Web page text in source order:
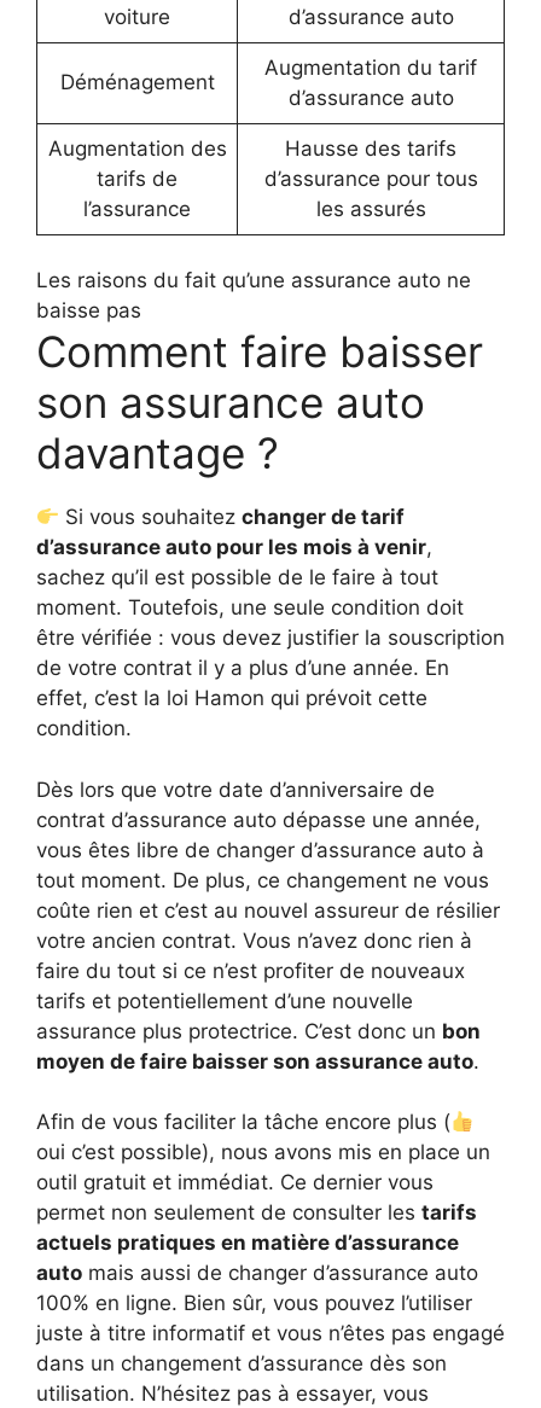
voiture
d’assurance auto
Déménagement
Augmentation du tarif
d’assurance auto
Augmentation des
tarifs de
l’assurance
Hausse des tarifs
d’assurance pour tous
les assurés
Les raisons du fait qu’une assurance auto ne
baisse pas
Comment faire baisser
son assurance auto
davantage ?
Si vous souhaitezchanger de tarif
d’assurance auto pour les mois à venir,
sachez qu’il est possible de le faire à tout
moment. Toutefois, une seule condition doit
être vérifiée : vous devez justifier la souscription
de votre contrat il y a plus d’une année. En
effet, c’est la loi Hamon qui prévoit cette
condition.
Dès lors que votre date d’anniversaire de
contrat d’assurance auto dépasse une année,
vous êtes libre de changer d’assurance auto à
tout moment. De plus, ce changement ne vous
coûte rien et c’est au nouvel assureur de résilier
votre ancien contrat. Vous n’avez donc rien à
faire du tout si ce n’est profiter de nouveaux
tarifs et potentiellement d’une nouvelle
assurance plus protectrice. C’est donc un bon
moyen de faire baisser son assurance auto.
Afin de vous faciliter la tâche encore plus (
oui c’est possible), nous avons mis en place un
outil gratuit et immédiat. Ce dernier vous
permet non seulement de consulter les tarifs
actuels pratiques en matière d’assurance
auto mais aussi de changer d’assurance auto
100% en ligne. Bien sûr, vous pouvez l’utiliser
juste à titre informatif et vous n’êtes pas engagé
dans un changement d’assurance dès son
utilisation. N’hésitez pas à essayer, vous